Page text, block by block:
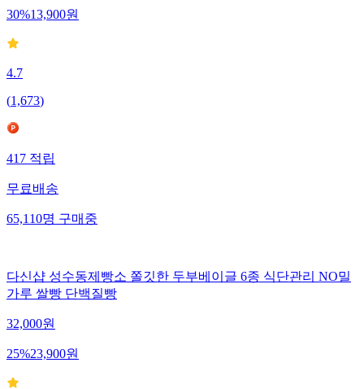
30%13,900원
4.7
(1,673)
417 적립
무료배송
65,110명 구매중
다신샵 성수동제빵소 쫄깃한 두부베이글 6종 식단관리 NO밀
가루 쌀빵 단백질빵
32,000원
25%23,900원